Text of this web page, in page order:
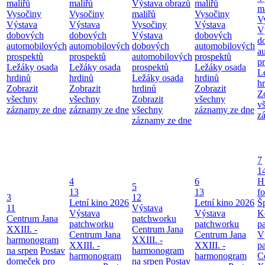
maliřů
Vysočiny
Výstava
dobových
automobilových
prospektů
Ležáky osada
hrdinů
Zobrazit
všechny
záznamy ze dne
maliřů
Vysočiny
Výstava
dobových
automobilových
prospektů
Ležáky osada
hrdinů
Zobrazit
všechny
záznamy ze dne
Výstava obrazů
maliřů
Vysočiny
Výstava
dobových
automobilových
prospektů
Ležáky osada
hrdinů
Zobrazit
všechny
záznamy ze dne
maliřů
Vysočiny
Výstava
dobových
automobilových
prospektů
Ležáky osada
hrdinů
Zobrazit
všechny
záznamy ze dne
3
11
Centrum Jana
XXIII. -
harmonogram
na srpen Postav
domeček pro
4
13
Letní kino 2026
Výstava
patchworku
Centrum Jana
XXIII. -
harmonogram
5
12
Výstava
patchworku
Centrum Jana
XXIII. -
harmonogram
na srpen Postav
6
13
Letní kino 2026
Výstava
patchworku
Centrum Jana
XXIII. -
harmonogram
7